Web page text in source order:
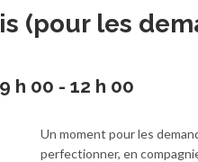
(pour les
h 00 - 12 h 00
Un moment pour les
perfectionner, en